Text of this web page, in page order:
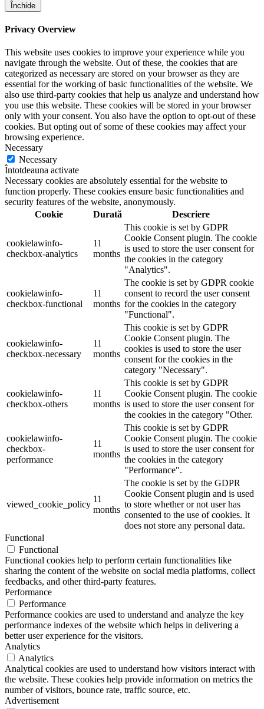
Închide
Privacy Overview
This website uses cookies to improve your experience while you
navigate through the website. Out of these, the cookies that are
categorized as necessary are stored on your browser as they are
essential for the working of basic functionalities of the website. We
also use third-party cookies that help us analyze and understand how
you use this website. These cookies will be stored in your browser
only with your consent. You also have the option to opt-out of these
cookies. But opting out of some of these cookies may affect your
browsing experience.
Necessary
Necessary
Întotdeauna activate
Necessary cookies are absolutely essential for the website to
function properly. These cookies ensure basic functionalities and
security features of the website, anonymously.
Cookie
Durată Descriere
cookielawinfo-
checkbox-analytics
11
months
This cookie is set by GDPR
Cookie Consent plugin. The cookie
is used to store the user consent for
the cookies in the category
"Analytics".
cookielawinfo-
checkbox-functional
11
months
The cookie is set by GDPR cookie
consent to record the user consent
for the cookies in the category
"Functional".
cookielawinfo-
checkbox-necessary
11
months
This cookie is set by GDPR
Cookie Consent plugin. The
cookies is used to store the user
consent for the cookies in the
category "Necessary".
cookielawinfo-
checkbox-others
11
months
This cookie is set by GDPR
Cookie Consent plugin. The cookie
is used to store the user consent for
the cookies in the category "Other.
cookielawinfo-
checkbox-
performance
11
months
This cookie is set by GDPR
Cookie Consent plugin. The cookie
is used to store the user consent for
the cookies in the category
"Performance".
viewed_cookie_policy
11
months
The cookie is set by the GDPR
Cookie Consent plugin and is used
to store whether or not user has
consented to the use of cookies. It
does not store any personal data.
Functional
Functional
Functional cookies help to perform certain functionalities like
sharing the content of the website on social media platforms, collect
feedbacks, and other third-party features.
Performance
Performance
Performance cookies are used to understand and analyze the key
performance indexes of the website which helps in delivering a
better user experience for the visitors.
Analytics
Analytics
Analytical cookies are used to understand how visitors interact with
the website. These cookies help provide information on metrics the
number of visitors, bounce rate, traffic source, etc.
Advertisement